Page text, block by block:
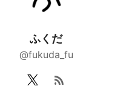
ふくだ
@fukuda_fu
rss_feed